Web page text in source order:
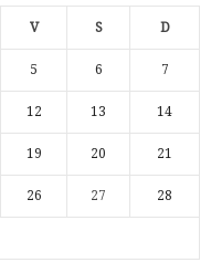
V S D
5 6 7
12 13 14
19 20 21
26 27 28